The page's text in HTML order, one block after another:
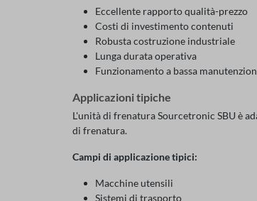
Eccellente rapporto qualità-prezzo
Costi di investimento contenuti
Robusta costruzione industriale
Lunga durata operativa
Funzionamento a bassa
Applicazioni tipiche
L'unità di frenatura Sourcetronic SBU è
di frenatura.
Campi di applicazione tipici:
Macchine utensili
Sistemi di trasporto